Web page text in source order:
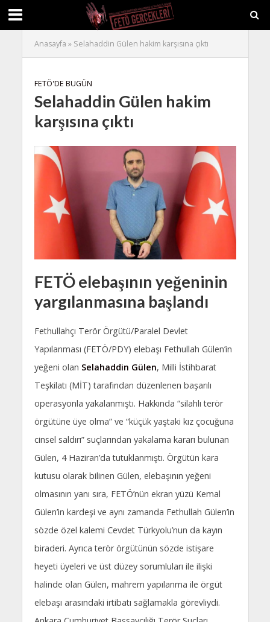
Anasayfa » Selahaddin Gülen hakim karşısına çıktı
FETÖ'DE BUGÜN
Selahaddin Gülen hakim
karşısına çıktı
FETÖ elebaşının yeğeninin
yargılanmasına başlandı
Fethullahçı Terör Örgütü/Paralel Devlet
Yapılanması (FETÖ/PDY) elebaşı Fethullah Gülen’in
yeğeni olan Selahaddin Gülen, Milli İstihbarat
Teşkilatı (MİT) tarafından düzenlenen başarılı
operasyonla yakalanmıştı. Hakkında “silahlı terör
örgütüne üye olma” ve “küçük yaştaki kız çocuğuna
cinsel saldırı” suçlarından yakalama kararı bulunan
Gülen, 4 Haziran’da tutuklanmıştı. Örgütün kara
kutusu olarak bilinen Gülen, elebaşının yeğeni
olmasının yanı sıra, FETÖ’nün ekran yüzü Kemal
Gülen’in kardeşi ve aynı zamanda Fethullah Gülen’in
sözde özel kalemi Cevdet Türkyolu’nun da kayın
biraderi. Ayrıca terör örgütünün sözde istişare
heyeti üyeleri ve üst düzey sorumluları ile ilişki
halinde olan Gülen, mahrem yapılanma ile örgüt
elebaşı arasındaki irtibatı sağlamakla görevliydi.